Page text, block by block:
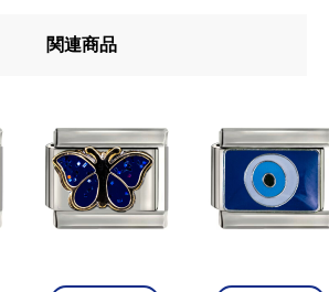
関連商品